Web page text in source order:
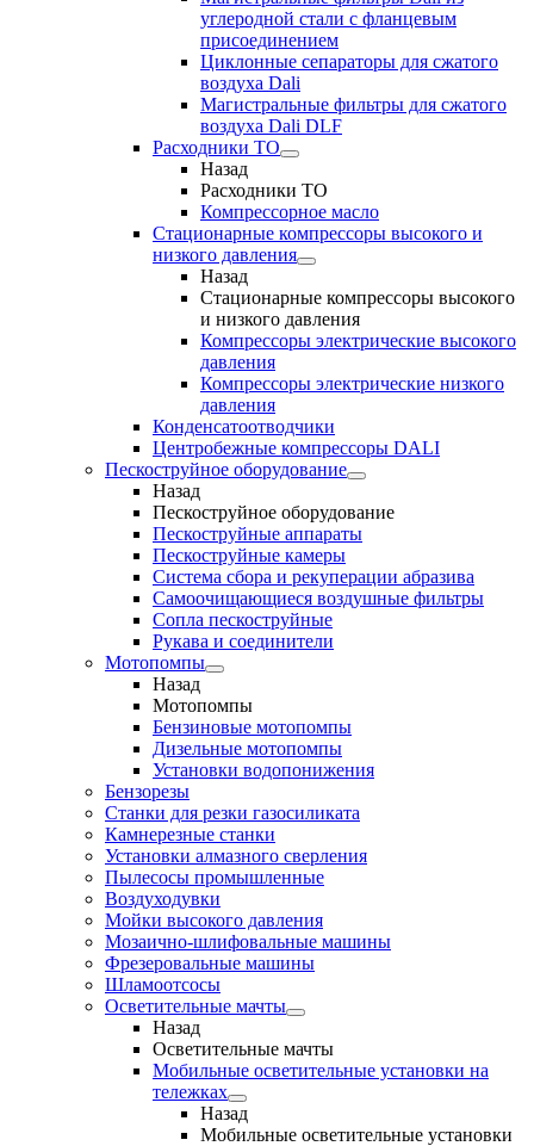
углеродной стали с фланцевым
присоединением
Циклонные сепараторы для сжатого
воздуха Dali
Магистральные фильтры для сжатого
воздуха Dali DLF
Расходники ТО
Назад
Расходники ТО
Компрессорное масло
Стационарные компрессоры высокого и
низкого давления
Назад
Стационарные компрессоры высокого
и низкого давления
Компрессоры электрические высокого
давления
Компрессоры электрические низкого
давления
Конденсатоотводчики
Центробежные компрессоры DALI
Пескоструйное оборудование
Назад
Пескоструйное оборудование
Пескоструйные аппараты
Пескоструйные камеры
Система сбора и рекуперации абразива
Самоочищающиеся воздушные фильтры
Сопла пескоструйные
Рукава и соединители
Мотопомпы
Назад
Мотопомпы
Бензиновые мотопомпы
Дизельные мотопомпы
Установки водопонижения
Бензорезы
Станки для резки газосиликата
Камнерезные станки
Установки алмазного сверления
Пылесосы промышленные
Воздуходувки
Мойки высокого давления
Мозаично-шлифовальные машины
Фрезеровальные машины
Шламоотсосы
Осветительные мачты
Назад
Осветительные мачты
Мобильные осветительные установки на
тележках
Назад
Мобильные осветительные установки